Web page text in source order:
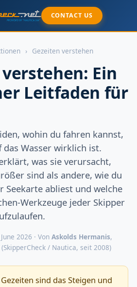
CONTACT US
› Gezeiten verstehen
Ein
Leitfaden für
wohin du fahren kannst,
Wasser wirklich ist.
was sie verursacht,
sind als andere, wie du
Seekarte abliest und welche
Werkzeuge jeder Skipper
2026 · Von Askolds Hermanis,
/ Nautica, seit 2008)
Gezeiten sind das Steigen und